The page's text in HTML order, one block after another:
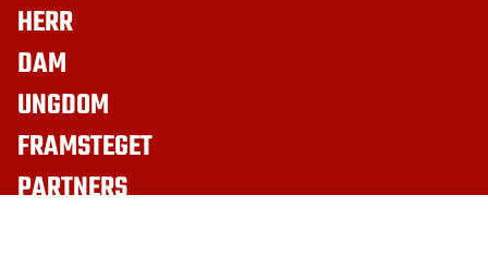
HERR
DAM
UNGDOM
FRAMSTEGET
PARTNERS